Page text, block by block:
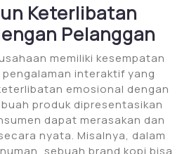
Keterlibatan
Pelanggan
memiliki kesempatan
interaktif yang
emosional dengan
produk dipresentasikan
dapat merasakan dan
nyata. Misalnya, dalam
sebuah brand kopi bisa